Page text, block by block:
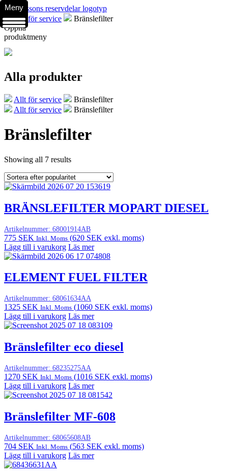
Allt för service
Bränslefilter
Öppna
produktmeny
Alla produkter
Allt för service
Bränslefilter
Allt för service
Bränslefilter
Bränslefilter
Showing all 7 results
BRÄNSLEFILTER MOPART DIESEL
Artikelnummer: 68001914AB
775 SEK Inkl. Moms (620 SEK exkl. moms)
Lägg till i varukorg Läs mer
ELEMENT FUEL FILTER
Artikelnummer: 68061634AA
1325 SEK Inkl. Moms (1060 SEK exkl. moms)
Lägg till i varukorg Läs mer
Bränslefilter eco diesel
Artikelnummer: 68235275AA
1270 SEK Inkl. Moms (1016 SEK exkl. moms)
Lägg till i varukorg Läs mer
Bränslefilter MF-608
Artikelnummer: 68065608AB
704 SEK Inkl. Moms (563 SEK exkl. moms)
Lägg till i varukorg Läs mer
Meny